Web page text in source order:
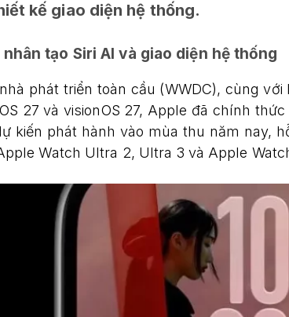
kế giao diện hệ thống.
tạo Siri AI và giao diện hệ thống
phát triển toàn cầu (WWDC), cùng với
27 và visionOS 27, Apple đã chính
kiến phát hành vào mùa thu năm nay,
Watch Ultra 2, Ultra 3 và Apple